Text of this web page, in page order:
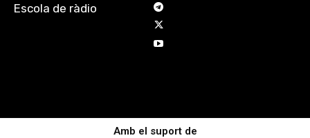
Escola de ràdio
Amb el suport de